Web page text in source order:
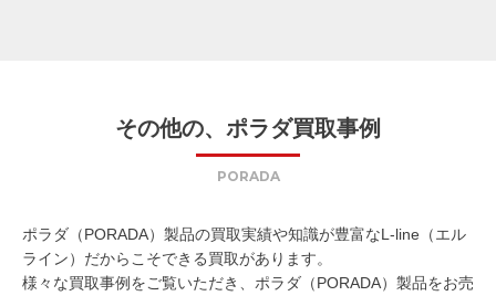
その他の、ポラダ買取事例
PORADA
ポラダ（PORADA）製品の買取実績や知識が豊富なL-line（エル
ライン）だからこそできる買取があります。
様々な買取事例をご覧いただき、ポラダ（PORADA）製品をお売